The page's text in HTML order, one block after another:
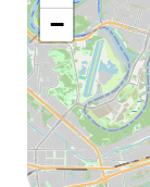
−